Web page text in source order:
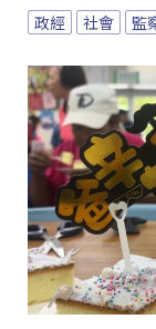
政經 社會 監